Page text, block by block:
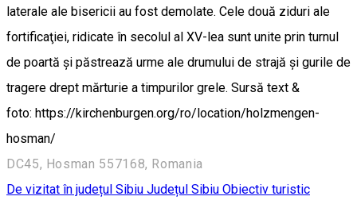
laterale ale bisericii au fost demolate. Cele două ziduri ale
fortificaţiei, ridicate în secolul al XV-lea sunt unite prin turnul
de poartă şi păstrează urme ale drumului de strajă şi gurile de
tragere drept mărturie a timpurilor grele. Sursă text &
foto: https://kirchenburgen.org/ro/location/holzmengen-
hosman/
DC45, Hosman 557168, Romania
De vizitat în județul Sibiu Județul Sibiu Obiectiv turistic